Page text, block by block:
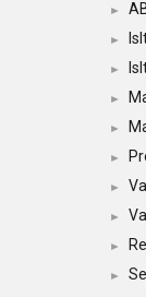
►
►
►
►
►
►
►
►
►
►